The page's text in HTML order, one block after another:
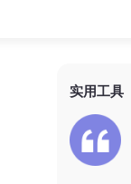
实用工具